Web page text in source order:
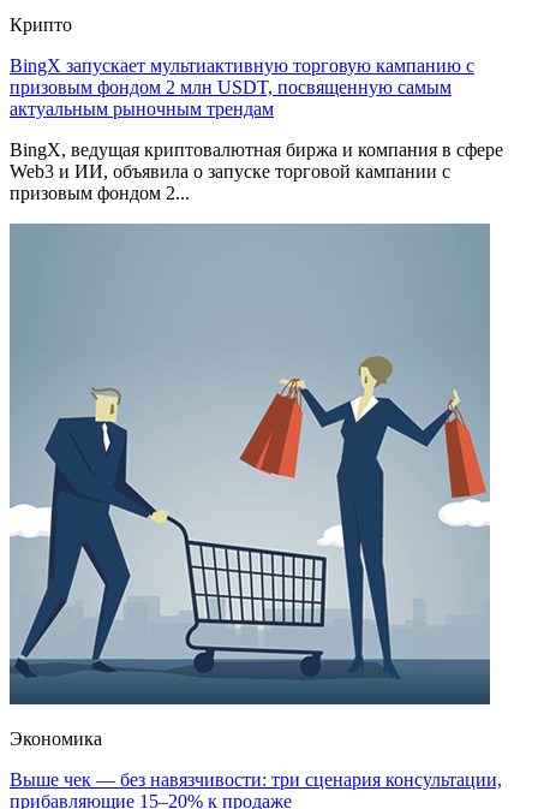
Крипто
BingX запускает мультиактивную торговую кампанию с
призовым фондом 2 млн USDT, посвященную самым
актуальным рыночным трендам
BingX, ведущая криптовалютная биржа и компания в сфере
Web3 и ИИ, объявила о запуске торговой кампании с
призовым фондом 2...
Экономика
Выше чек — без навязчивости: три сценария консультации,
прибавляющие 15–20% к продаже